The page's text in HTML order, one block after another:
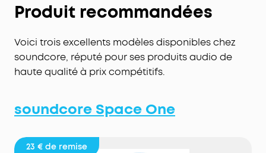
Produit recommandées
Voici trois excellents modèles disponibles chez
soundcore, réputé pour ses produits audio de
haute qualité à prix compétitifs.
soundcore Space One
23 € de remise